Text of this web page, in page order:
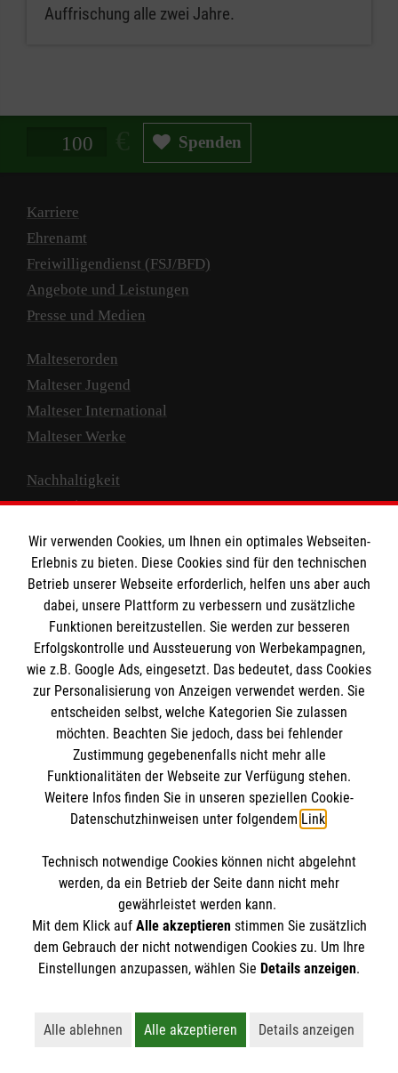
Auffrischung alle zwei Jahre.
Spendenbetrag in Euro Spenden
Karriere
Ehrenamt
Freiwilligendienst (FSJ/BFD)
Angebote und Leistungen
Presse und Medien
Malteserorden
Malteser Jugend
Malteser International
Malteser Werke
Nachhaltigkeit
Prävention
Compliance
Transparenz
Spenden und Helfen
Spendenkonto
Empfänger: Malteser Hilfsdienst e.V.
IBAN: DE10 3706 0120 1201 2000 12
BIC: GENODED 1PA7
Newsletter abonnieren
Cookies verwalten Impressum | Datenschutz
Wir verwenden Cookies, um Ihnen ein optimales Webseiten-
Erlebnis zu bieten. Diese Cookies sind für den technischen
Betrieb unserer Webseite erforderlich, helfen uns aber auch
dabei, unsere Plattform zu verbessern und zusätzliche
Funktionen bereitzustellen. Sie werden zur besseren
Erfolgskontrolle und Aussteuerung von Werbekampagnen,
wie z.B. Google Ads, eingesetzt. Das bedeutet, dass Cookies
zur Personalisierung von Anzeigen verwendet werden. Sie
entscheiden selbst, welche Kategorien Sie zulassen
möchten. Beachten Sie jedoch, dass bei fehlender
Zustimmung gegebenenfalls nicht mehr alle
Funktionalitäten der Webseite zur Verfügung stehen.
Weitere Infos finden Sie in unseren speziellen Cookie-
Datenschutzhinweisen unter folgendem Link.
Technisch notwendige Cookies können nicht abgelehnt
werden, da ein Betrieb der Seite dann nicht mehr
gewährleistet werden kann.
Mit dem Klick auf Alle akzeptierenstimmen Sie zusätzlich
dem Gebrauch der nicht notwendigen Cookies zu. Um Ihre
Einstellungen anzupassen, wählen Sie Details anzeigen.
Alle ablehnen
Lehnt alle nicht-essentiellen Cookies ab
Alle akzeptieren
Akzeptiert alle Cookies
Details anzeigen